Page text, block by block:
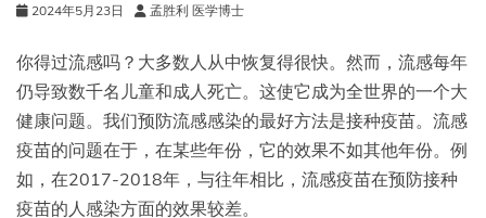
2024年5月23日 孟胜利 医学博士
你得过流感吗？大多数人从中恢复得很快。然而，流感每年
仍导致数千名儿童和成人死亡。这使它成为全世界的一个大
健康问题。我们预防流感感染的最好方法是接种疫苗。流感
疫苗的问题在于，在某些年份，它的效果不如其他年份。例
如，在2017-2018年，与往年相比，流感疫苗在预防接种
疫苗的人感染方面的效果较差。